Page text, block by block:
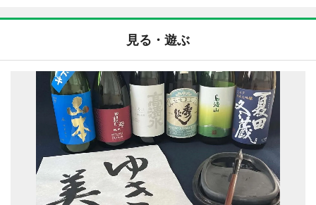
見る・遊ぶ